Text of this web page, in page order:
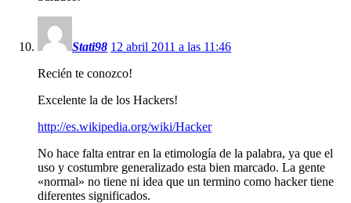
Stati98 12 abril 2011 a las 11:46
Recién te conozco!
Excelente la de los Hackers!
http://es.wikipedia.org/wiki/Hacker
No hace falta entrar en la etimología de la palabra, ya que el
uso y costumbre generalizado esta bien marcado. La gente
«normal» no tiene ni idea que un termino como hacker tiene
diferentes significados.